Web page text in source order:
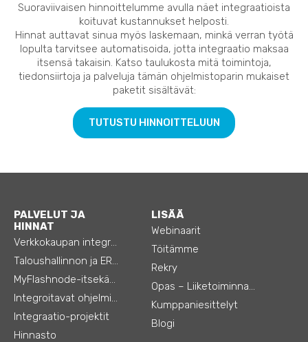
Suoraviivaisen hinnoittelumme avulla näet integraatioista
koituvat kustannukset helposti.
Hinnat auttavat sinua myös laskemaan, minkä verran työtä
lopulta tarvitsee automatisoida, jotta integraatio maksaa
itsensä takaisin. Katso taulukosta mitä toimintoja,
tiedonsiirtoja ja palveluja tämän ohjelmistoparin mukaiset
paketit sisältävät:
TUTUSTU HINNOITTELUUN
PALVELUT JA
HINNAT
Verkkokaupan integraatiot
Taloushallinnon ja ERP:n integraatiot
MyFlashnode-itsekäyttö-automaatio
Integroitavat ohjelmistot
Integraatio-projektit
Hinnasto
LISÄÄ
Webinaarit
Töitämme
Rekry
Opas – Liiketoiminnan tehostamiseen
Kumppaniesittelyt
Blogi